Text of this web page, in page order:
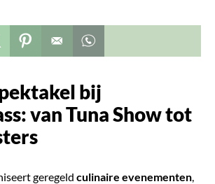
aan favorieten
dit op facebook
Deel dit op twitter
Deel dit op pinterest
bij
van Tuna Show tot
geregeld culinaire evenementen,